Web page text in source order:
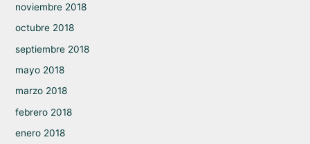
noviembre 2018
octubre 2018
septiembre 2018
mayo 2018
marzo 2018
febrero 2018
enero 2018